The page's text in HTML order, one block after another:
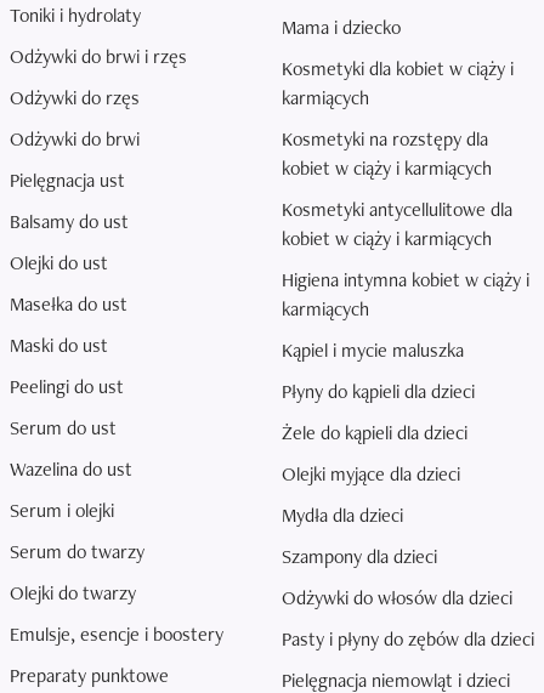
Toniki i hydrolaty
Odżywki do brwi i rzęs
Odżywki do rzęs
Odżywki do brwi
Pielęgnacja ust
Balsamy do ust
Olejki do ust
Masełka do ust
Maski do ust
Peelingi do ust
Serum do ust
Wazelina do ust
Serum i olejki
Serum do twarzy
Olejki do twarzy
Emulsje, esencje i boostery
Preparaty punktowe
Mama i dziecko
Kosmetyki dla kobiet w ciąży i
karmiących
Kosmetyki na rozstępy dla
kobiet w ciąży i karmiących
Kosmetyki antycellulitowe dla
kobiet w ciąży i karmiących
Higiena intymna kobiet w ciąży i
karmiących
Kąpiel i mycie maluszka
Płyny do kąpieli dla dzieci
Żele do kąpieli dla dzieci
Olejki myjące dla dzieci
Mydła dla dzieci
Szampony dla dzieci
Odżywki do włosów dla dzieci
Pasty i płyny do zębów dla dzieci
Pielęgnacja niemowląt i dzieci